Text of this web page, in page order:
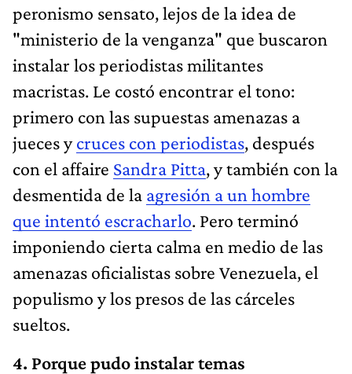
peronismo sensato, lejos de la idea de
"ministerio de la venganza" que buscaron
instalar los periodistas militantes
macristas. Le costó encontrar el tono:
primero con las supuestas amenazas a
jueces ycruces con periodistas, después
con el affaire Sandra Pitta, y también con la
desmentida de la agresión a un hombre
que intentó escracharlo. Pero terminó
imponiendo cierta calma en medio de las
amenazas oficialistas sobre Venezuela, el
populismo y los presos de las cárceles
sueltos.
4. Porque pudo instalar temas